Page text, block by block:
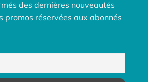
des dernières nouveautés
promos réservées aux abonnés